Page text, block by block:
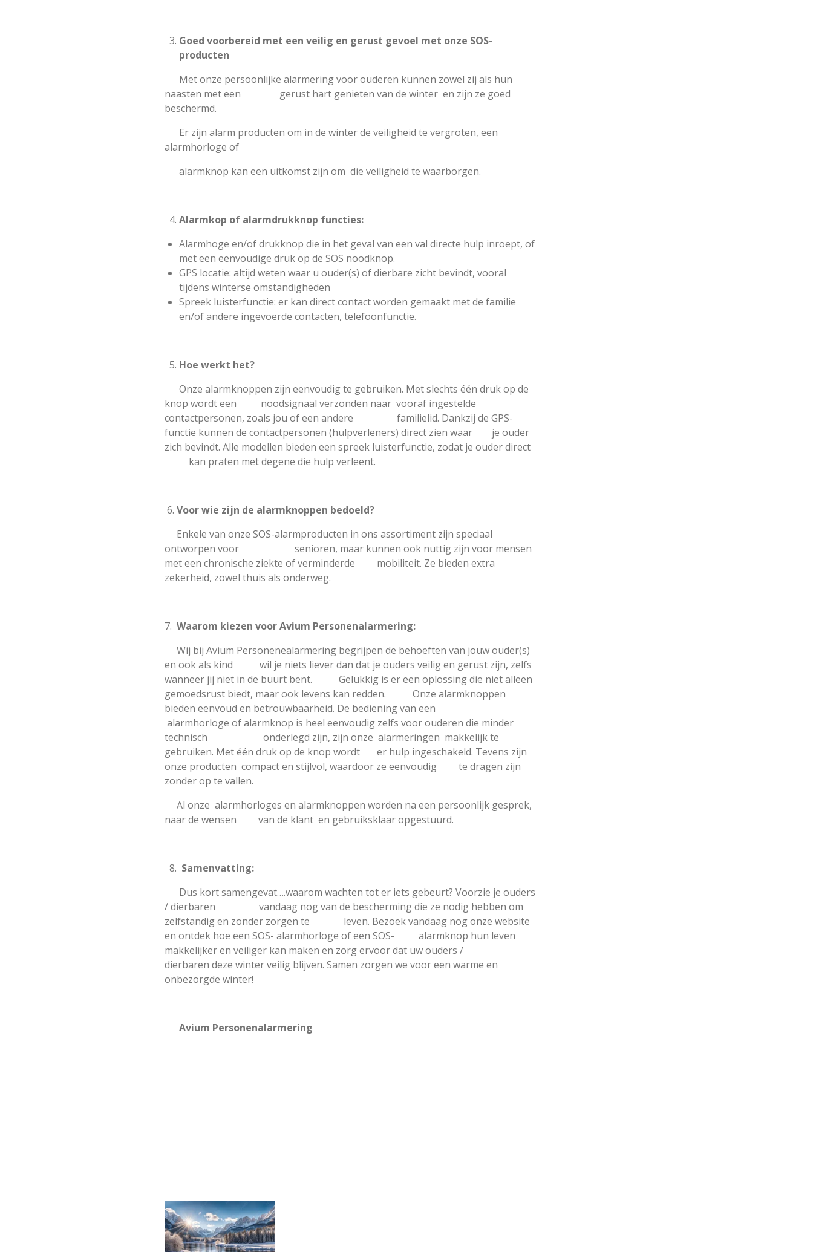
Goed voorbereid met een veilig en gerust gevoel met onze SOS-
producten
Met onze persoonlijke alarmering voor ouderen kunnen zowel zij als hun
naasten met een gerust hart genieten van de winter en zijn ze goed
beschermd.
Er zijn alarm producten om in de winter de veiligheid te vergroten, een
alarmhorloge of
alarmknop kan een uitkomst zijn om die veiligheid te waarborgen.
Alarmkop of alarmdrukknop functies:
Alarmhoge en/of drukknop die in het geval van een val directe hulp inroept, of
met een eenvoudige druk op de SOS noodknop.
GPS locatie: altijd weten waar u ouder(s) of dierbare zicht bevindt, vooral
tijdens winterse omstandigheden
Spreek luisterfunctie: er kan direct contact worden gemaakt met de familie
en/of andere ingevoerde contacten, telefoonfunctie.
5. Hoe werkt het?
Onze alarmknoppen zijn eenvoudig te gebruiken. Met slechts één druk op de
knop wordt een noodsignaal verzonden naar vooraf ingestelde
contactpersonen, zoals jou of een andere familielid. Dankzij de GPS-
functie kunnen de contactpersonen (hulpverleners) direct zien waar je ouder
zich bevindt. Alle modellen bieden een spreek luisterfunctie, zodat je ouder direct
kan praten met degene die hulp verleent.
6. Voor wie zijn de alarmknoppen bedoeld?
Enkele van onze SOS-alarmproducten in ons assortiment zijn speciaal
ontworpen voor senioren, maar kunnen ook nuttig zijn voor mensen
met een chronische ziekte of verminderde mobiliteit. Ze bieden extra
zekerheid, zowel thuis als onderweg.
7. Waarom kiezen voor Avium Personenalarmering:
Wij bij Avium Personenealarmering begrijpen de behoeften van jouw ouder(s)
en ook als kind wil je niets liever dan dat je ouders veilig en gerust zijn, zelfs
wanneer jij niet in de buurt bent. Gelukkig is er een oplossing die niet alleen
gemoedsrust biedt, maar ook levens kan redden. Onze alarmknoppen
bieden eenvoud en betrouwbaarheid. De bediening van een
alarmhorloge of alarmknop is heel eenvoudig zelfs voor ouderen die minder
technisch onderlegd zijn, zijn onze alarmeringen makkelijk te
gebruiken. Met één druk op de knop wordt er hulp ingeschakeld. Tevens zijn
onze producten compact en stijlvol, waardoor ze eenvoudig te dragen zijn
zonder op te vallen.
Al onze alarmhorloges en alarmknoppen worden na een persoonlijk gesprek,
naar de wensen van de klant en gebruiksklaar opgestuurd.
Samenvatting:
Dus kort samengevat….waarom wachten tot er iets gebeurt? Voorzie je ouders
/ dierbaren vandaag nog van de bescherming die ze nodig hebben om
zelfstandig en zonder zorgen te leven. Bezoek vandaag nog onze website
en ontdek hoe een SOS- alarmhorloge of een SOS- alarmknop hun leven
makkelijker en veiliger kan maken en zorg ervoor dat uw ouders /
dierbaren deze winter veilig blijven. Samen zorgen we voor een warme en
onbezorgde winter!
Avium Personenalarmering